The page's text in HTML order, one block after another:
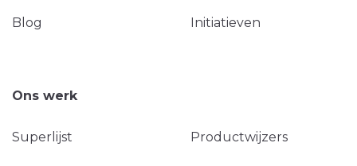
Blog Initiatieven
Ons werk
Superlijst Productwijzers